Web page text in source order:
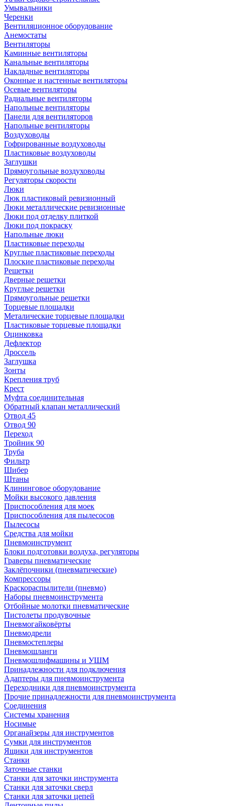
Умывальники
Черенки
Вентиляционное оборудование
Анемостаты
Вентиляторы
Каминные вентиляторы
Канальные вентиляторы
Накладные вентиляторы
Оконные и настенные вентиляторы
Осевые вентиляторы
Радиальные вентиляторы
Напольные вентиляторы
Панели для вентиляторов
Напольные вентиляторы
Воздуховоды
Гофрированные воздуховоды
Пластиковые воздуховоды
Заглушки
Прямоугольные воздуховоды
Регуляторы скорости
Люки
Люк пластиковый ревизионный
Люки металлические ревизионные
Люки под отделку плиткой
Люки под покраску
Напольные люки
Пластиковые переходы
Круглые пластиковые переходы
Плоские пластиковые переходы
Решетки
Дверные решетки
Круглые решетки
Прямоугольные решетки
Торцевые площадки
Металические торцевые площадки
Пластиковые торцевые площадки
Оцинковка
Дефлектор
Дроссель
Заглушка
Зонты
Крепления труб
Крест
Муфта соединительная
Обратный клапан металлический
Отвод 45
Отвод 90
Переход
Тройник 90
Труба
Фильтр
Шибер
Штаны
Клининговое оборудование
Мойки высокого давления
Приспособления для моек
Приспособления для пылесосов
Пылесосы
Средства для мойки
Пневмоинструмент
Блоки подготовки воздуха, регуляторы
Граверы пневматические
Заклёпочники (пневматические)
Компрессоры
Краскораспылители (пневмо)
Наборы пневмоинструмента
Отбойные молотки пневматические
Пистолеты продувочные
Пневмогайковёрты
Пневмодрели
Пневмостеплеры
Пневмошланги
Пневмошлифмашины и УШМ
Принадлежности для подключения
Адаптеры для пневмоинструмента
Переходники для пневмоинструмента
Прочие принадлежности для пневмоинструмента
Соединения
Системы хранения
Носимые
Органайзеры для инструментов
Сумки для инструментов
Ящики для инструментов
Станки
Заточные станки
Станки для заточки инструмента
Станки для заточки сверл
Станки для заточки цепей